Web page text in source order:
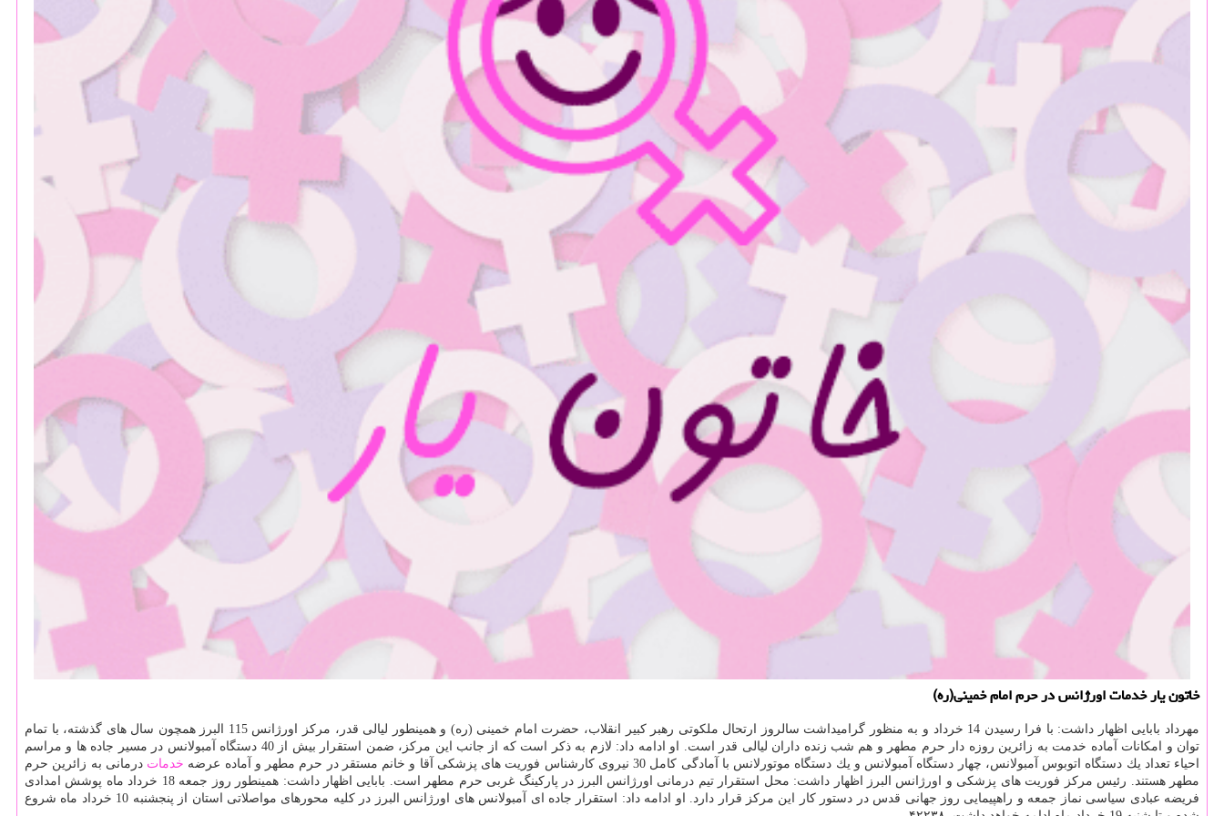
خاتون یار خدمات اورژانس در حرم امام خمینی(ره)
مهرداد بابایی اظهار داشت: با فرا رسیدن 14 خرداد و به منظور گرامیداشت سالروز ارتحال ملكوتی رهبر كبیر انقلاب، حضرت امام خمینی (ره) و همینطور لیالی قدر، مركز اورژانس 115 البرز همچون سال های گذشته، با تمام
توان و امكانات آماده خدمت به زائرین روزه دار حرم مطهر و هم شب زنده داران لیالی قدر است. او ادامه داد: لازم به ذكر است كه از جانب این مركز، ضمن استقرار بیش از 40 دستگاه آمبولانس در مسیر جاده ها و مراسم
احیاء تعداد یك دستگاه اتوبوس آمبولانس، چهار دستگاه آمبولانس و یك دستگاه موتورلانس با آمادگی كامل 30 نیروی كارشناس فوریت های پزشكی آقا و خانم مستقر در حرم مطهر و آماده عرضه
خدمات درمانی به زائرین حرم
مطهر هستند. رئیس مركز فوریت های پزشكی و اورژانس البرز اظهار داشت: محل استقرار تیم درمانی اورژانس البرز در پاركینگ غربی حرم مطهر است. بابایی اظهار داشت: همینطور روز جمعه 18 خرداد ماه پوشش امدادی
فریضه عبادی سیاسی نماز جمعه و راهپیمایی روز جهانی قدس در دستور كار این مركز قرار دارد. او ادامه داد: استقرار جاده ای آمبولانس های اورژانس البرز در كلیه محورهای مواصلاتی استان از پنجشنبه 10 خرداد ماه شروع